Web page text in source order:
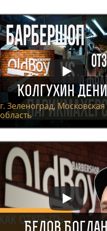
Колгухин
г. Зеленоград, Московская
область